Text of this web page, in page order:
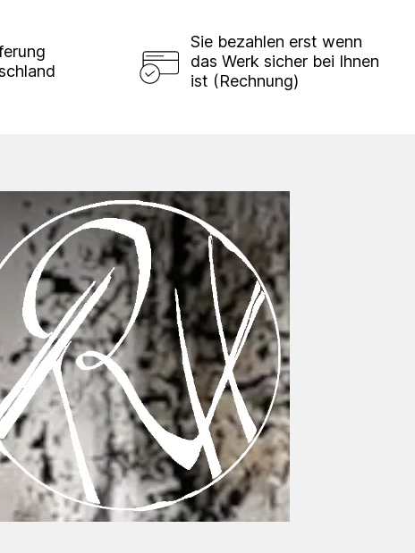
Sie bezahlen erst wenn
das Werk sicher bei Ihnen
ist (Rechnung)